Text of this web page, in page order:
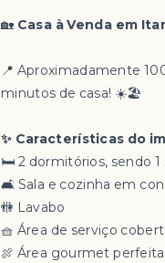
🏡 Casa à Venda em
📍 Aproximadamente
minutos de casa! ☀️🏖️
✨ Características do
🛏️ 2 dormitórios, sendo 1
🛋️ Sala e cozinha em
🚻 Lavabo
🧺 Área de serviço
🍖 Área gourmet